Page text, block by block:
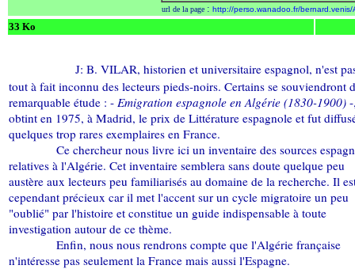
url de la page : http://perso.wanadoo.fr/
33 Ko
J: B. VILAR, historien et universitaire espagnol, n'est
tout à fait inconnu des lecteurs pieds-noirs. Certains se souviendront
remarquable étude : - Emigration espagnole en Algérie (1830-1900)
obtint en 1975, à Madrid, le prix de Littérature espagnole et fut
quelques trop rares exemplaires en France.
Ce chercheur nous livre ici un inventaire des sources
relatives à l'Algérie. Cet inventaire semblera sans doute quelque peu
austère aux lecteurs peu familiarisés au domaine de la recherche. Il
cependant précieux car il met l'accent sur un cycle migratoire un peu
"oublié" par l'histoire et constitue un guide indispensable à toute
investigation autour de ce thème.
Enfin, nous nous rendrons compte que l'Algérie française
n'intéresse pas seulement la France mais aussi l'Espagne.